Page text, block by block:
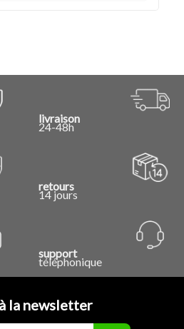
livraison
24-48h
retours
14 jours
support
téléphonique
la newsletter